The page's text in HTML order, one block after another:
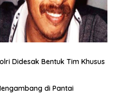
Didesak Bentuk Tim Khusus
di Pantai